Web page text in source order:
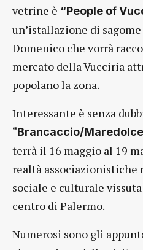
vetrine è “People of
un’istallazione di
Domenico che vorrà
mercato della Vucciria
popolano la zona.
Interessante è senza
“Brancaccio/
terrà il 16 maggio al 19
realtà
sociale e culturale
centro di Palermo.
Numerosi sono gli